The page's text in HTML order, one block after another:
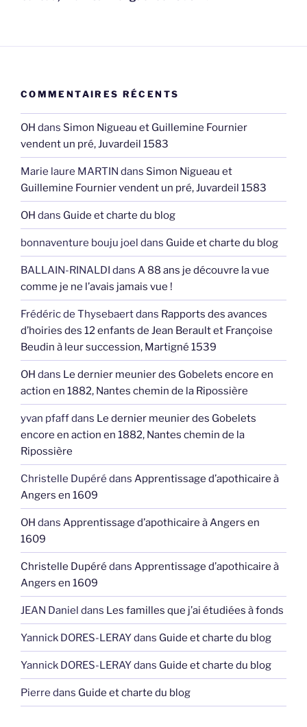
COMMENTAIRES RÉCENTS
OH dans Simon Nigueau et Guillemine Fournier
vendent un pré, Juvardeil 1583
Marie laure MARTIN dans Simon Nigueau et
Guillemine Fournier vendent un pré, Juvardeil 1583
OH dans Guide et charte du blog
bonnaventure bouju joel dans Guide et charte du blog
BALLAIN-RINALDI dans A 88 ans je découvre la vue
comme je ne l’avais jamais vue !
Frédéric de Thysebaertdans Rapports des avances
d’hoiries des 12 enfants de Jean Berault et Françoise
Beudin à leur succession, Martigné 1539
OH dans Le dernier meunier des Gobelets encore en
action en 1882, Nantes chemin de la Ripossière
yvan pfaffdans Le dernier meunier des Gobelets
encore en action en 1882, Nantes chemin de la
Ripossière
Christelle Dupéré dans Apprentissage d’apothicaire à
Angers en 1609
OH dans Apprentissage d’apothicaire à Angers en
1609
Christelle Dupéré dans Apprentissage d’apothicaire à
Angers en 1609
JEAN Daniel dans Les familles que j’ai étudiées à fonds
Yannick DORES-LERAYdans Guide et charte du blog
Yannick DORES-LERAYdans Guide et charte du blog
Pierre dans Guide et charte du blog